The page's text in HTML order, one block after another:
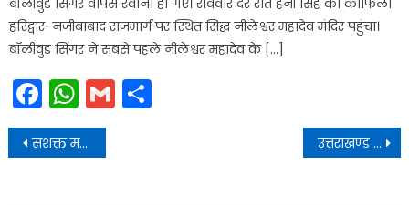
बॉलीवुड सिंगर वापस रवाना हो गए। रविवार देर रात हनी सिंह का काफिला
हरिद्वार-नजीबाबाद राजमार्ग पर स्थित सिद्ध नीलेश्वर महादेव मंदिर पहुंचा।
बॉलीवुड सिंगर ने सबसे पहले नीलेश्वर महादेव के […]
Facebook
WhatsApp
Gmail
Post
navigation
सशक्त महिला, सशक्त राष्ट्र” की थीम पर वृहद मतदाता जागरूकता कार्यक्रम आयोजित किया उत्तराखण्ड की चार धाम यात्रा के लिए हर स्तर पर तैयारी